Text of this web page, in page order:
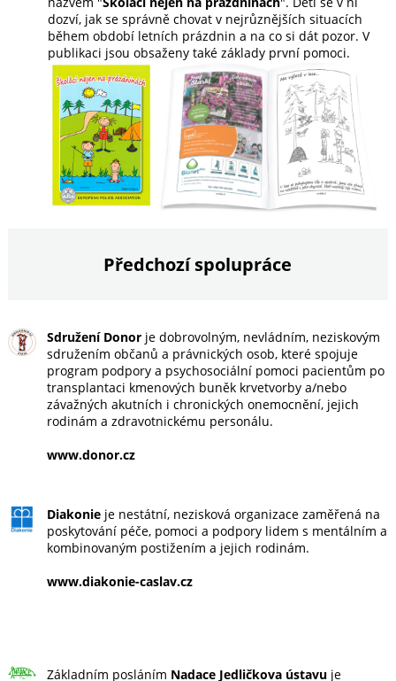
dozví, jak se správně chovat v nejrůznějších situacích
během období letních prázdnin a na co si dát pozor. V
publikaci jsou obsaženy také základy první pomoci.
Předchozí spolupráce
Sdružení Donorje dobrovolným, nevládním, neziskovým
sdružením občanů a právnických osob, které spojuje
program podpory a psychosociální pomoci pacientům po
transplantaci kmenových buněk krvetvorby a/nebo
závažných akutních i chronických onemocnění, jejich
rodinám a zdravotnickému personálu.
www.donor.cz
Diakonieje nestátní, nezisková organizace zaměřená na
poskytování péče, pomoci a podpory lidem s mentálním a
kombinovaným postižením a jejich rodinám.
www.diakonie-caslav.cz
Základním posláním Nadace Jedličkova ústavuje